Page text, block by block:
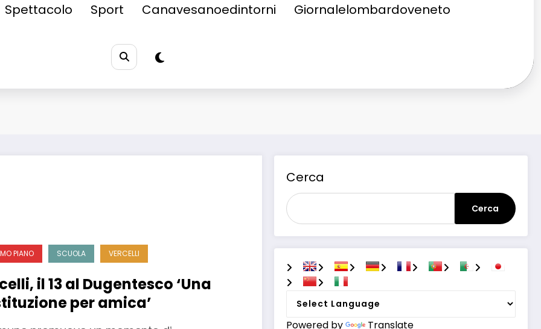
Spettacolo Sport Canavesanoedintorni Giornalelombardoveneto
PIANO SCUOLA VERCELLI
il 13 al Dugentesco ‘Una
per amica’
Cerca
Cerca
Powered by Translate